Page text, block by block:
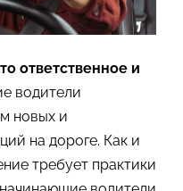
ответственное и
водители
новых и
на дороге. Как и
требует практики